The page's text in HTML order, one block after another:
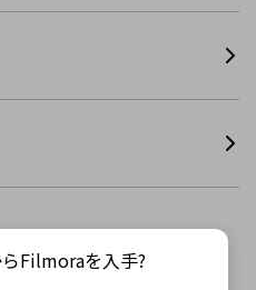
Filmoraを入手?